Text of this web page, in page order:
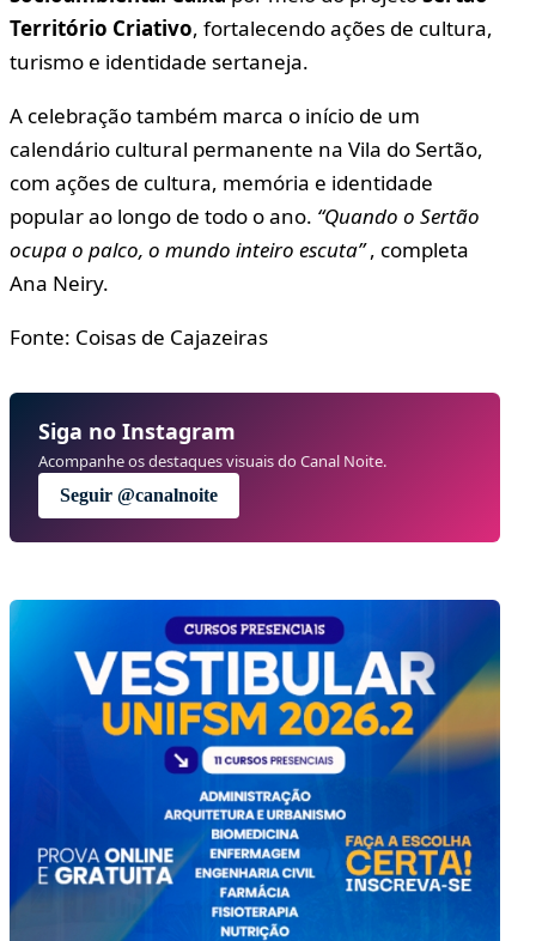
Território Criativo, fortalecendo ações de cultura,
turismo e identidade sertaneja.
A celebração também marca o início de um
calendário cultural permanente na Vila do Sertão,
com ações de cultura, memória e identidade
popular ao longo de todo o ano. “Quando o Sertão
ocupa o palco, o mundo inteiro escuta”, completa
Ana Neiry.
Fonte: Coisas de Cajazeiras
Siga no Instagram
Acompanhe os destaques visuais do Canal Noite.
Seguir @canalnoite